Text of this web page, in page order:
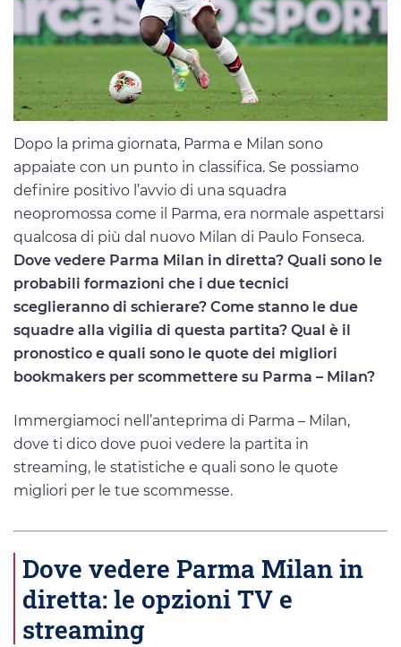
Dopo la prima giornata, Parma e Milan sono
appaiate con un punto in classifica. Se possiamo
definire positivo l’avvio di una squadra
neopromossa come il Parma, era normale aspettarsi
qualcosa di più dal nuovo Milan di Paulo Fonseca.
Dove vedere Parma Milan in diretta? Quali sono le
probabili formazioni che i due tecnici
sceglieranno di schierare? Come stanno le due
squadre alla vigilia di questa partita? Qual è il
pronostico e quali sono le quote dei migliori
bookmakers per scommettere su Parma – Milan?
Immergiamoci nell’anteprima di Parma – Milan,
dove ti dico dove puoi vedere la partita in
streaming, le statistiche e quali sono le quote
migliori per le tue scommesse.
Dove vedere Parma Milan in
diretta: le opzioni TV e
streaming